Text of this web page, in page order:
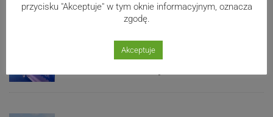
Udany finał poszukiwań. Senior
przycisku "Akceptuje" w tym oknie informacyjnym, oznacza
zgodę.
Akceptuje